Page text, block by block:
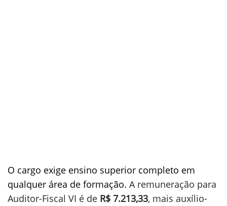
O cargo exige ensino superior completo em
qualquer área de formação. A remuneração para
Auditor-Fiscal VI é de R$ 7.213,33, mais auxílio-